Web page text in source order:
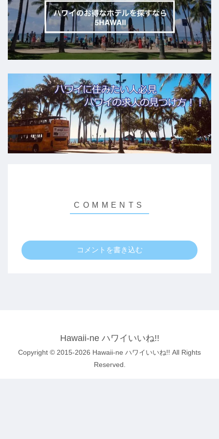
コメントを書き込む
Hawaii-ne ハワイいいね!!
Copyright © 2015-2026 Hawaii-ne ハワイいいね!! All Rights
Reserved.